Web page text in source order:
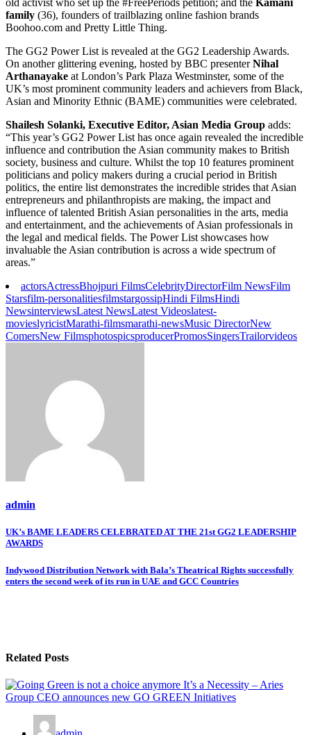
old activist who set up the #FreePeriods petition; and the Kamani
family (36), founders of trailblazing online fashion brands
Boohoo.com and Pretty Little Thing.
The GG2 Power List is revealed at the GG2 Leadership Awards.
On another glittering evening, hosted by BBC presenterNihal
Arthanayake at London’s Park Plaza Westminster, some of the
UK’s most prominent community leaders and achievers from Black,
Asian and Minority Ethnic (BAME) communities were celebrated.
Shailesh Solanki, Executive Editor, Asian Media Group adds:
“This year’s GG2 Power List has once again revealed the incredible
influence and contribution the Asian community makes to British
society, business and culture. Whilst the top 10 features prominent
politicians and policy makers during a crucial period in British
politics, the entire list demonstrates the incredible strides that Asian
entrepreneurs and philanthropists are making, the impact and
influence of talented British Asian personalities in the arts, media
and entertainment, and the achievements of Asian professionals in
the legal and medical fields. The Power List showcases how
invaluable the Asian contribution is across a wide spectrum of
areas.”
actorsActressBhojpuri FilmsCelebrityDirectorFilm NewsFilm
Starsfilm-personalitiesfilmstargossipHindi FilmsHindi
NewsinterviewsLatest NewsLatest Videoslatest-
movieslyricistMarathi-filmsmarathi-newsMusic DirectorNew
ComersNew FilmsphotospicsproducerPromosSingersTrailorvideos
admin
Post
UK’s BAME LEADERS CELEBRATED AT THE 21st GG2 LEADERSHIP
AWARDS
Indywood Distribution Network with Bala’s Theatrical Rights successfully
enters the second week of its run in UAE and GCC Countries
Related Posts